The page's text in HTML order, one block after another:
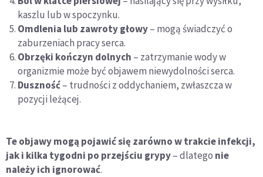
kaszlu lub w spoczynku.
Omdlenia lub zawroty głowy– mogą świadczyć o
zaburzeniach pracy serca.
Obrzęki kończyn dolnych – zatrzymanie wody w
organizmie może być objawem niewydolności serca.
Duszność– trudności z oddychaniem, zwłaszcza w
pozycji leżącej.
Te objawy mogą pojawić się zarówno w trakcie infekcji,
jak i kilka tygodni po przejściu grypy– dlatego nie
należy ich ignorować.